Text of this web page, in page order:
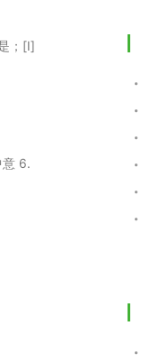
；[I]
6.